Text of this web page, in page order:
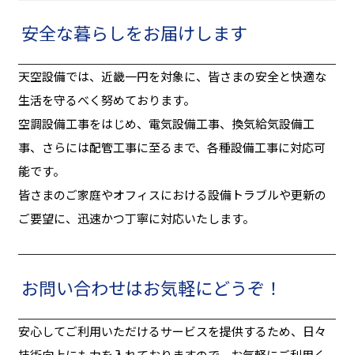
安全な暮らしをお届けします
天空設備では、近畿一円を対象に、皆さまの安全と快適な
生活を守るべく努めております。
空調設備工事をはじめ、電気設備工事、換気給気設備工
事、さらには配管工事に至るまで、各種設備工事に対応可
能です。
皆さまのご家庭やオフィスにおける設備トラブルや更新の
ご要望に、迅速かつ丁寧に対応いたします。
お問い合わせはお気軽にどうぞ！
安心してご利用いただけるサービスを提供するため、日々